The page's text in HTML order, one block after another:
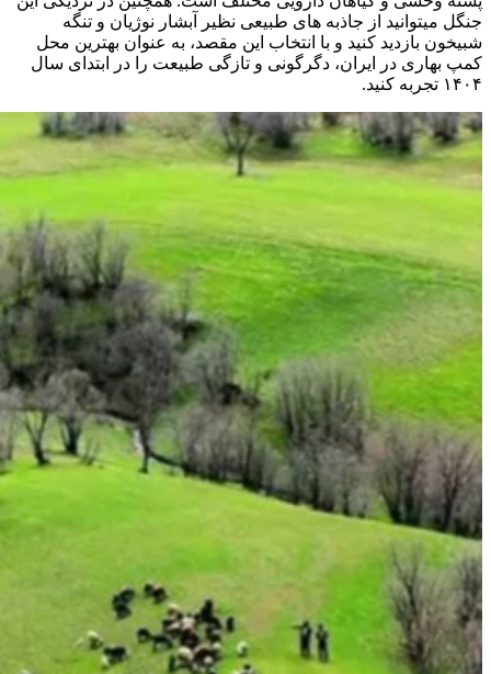
جنگل میتوانید از جاذبه های طبیعی نظیر آبشار نوژیان و تنگه
شبیخون بازدید کنید و با انتخاب این مقصد، به عنوان بهترین محل
کمپ بهاری در ایران، دگرگونی و تازگی طبیعت را در ابتدای سال
۱۴۰۴ تجربه کنید.